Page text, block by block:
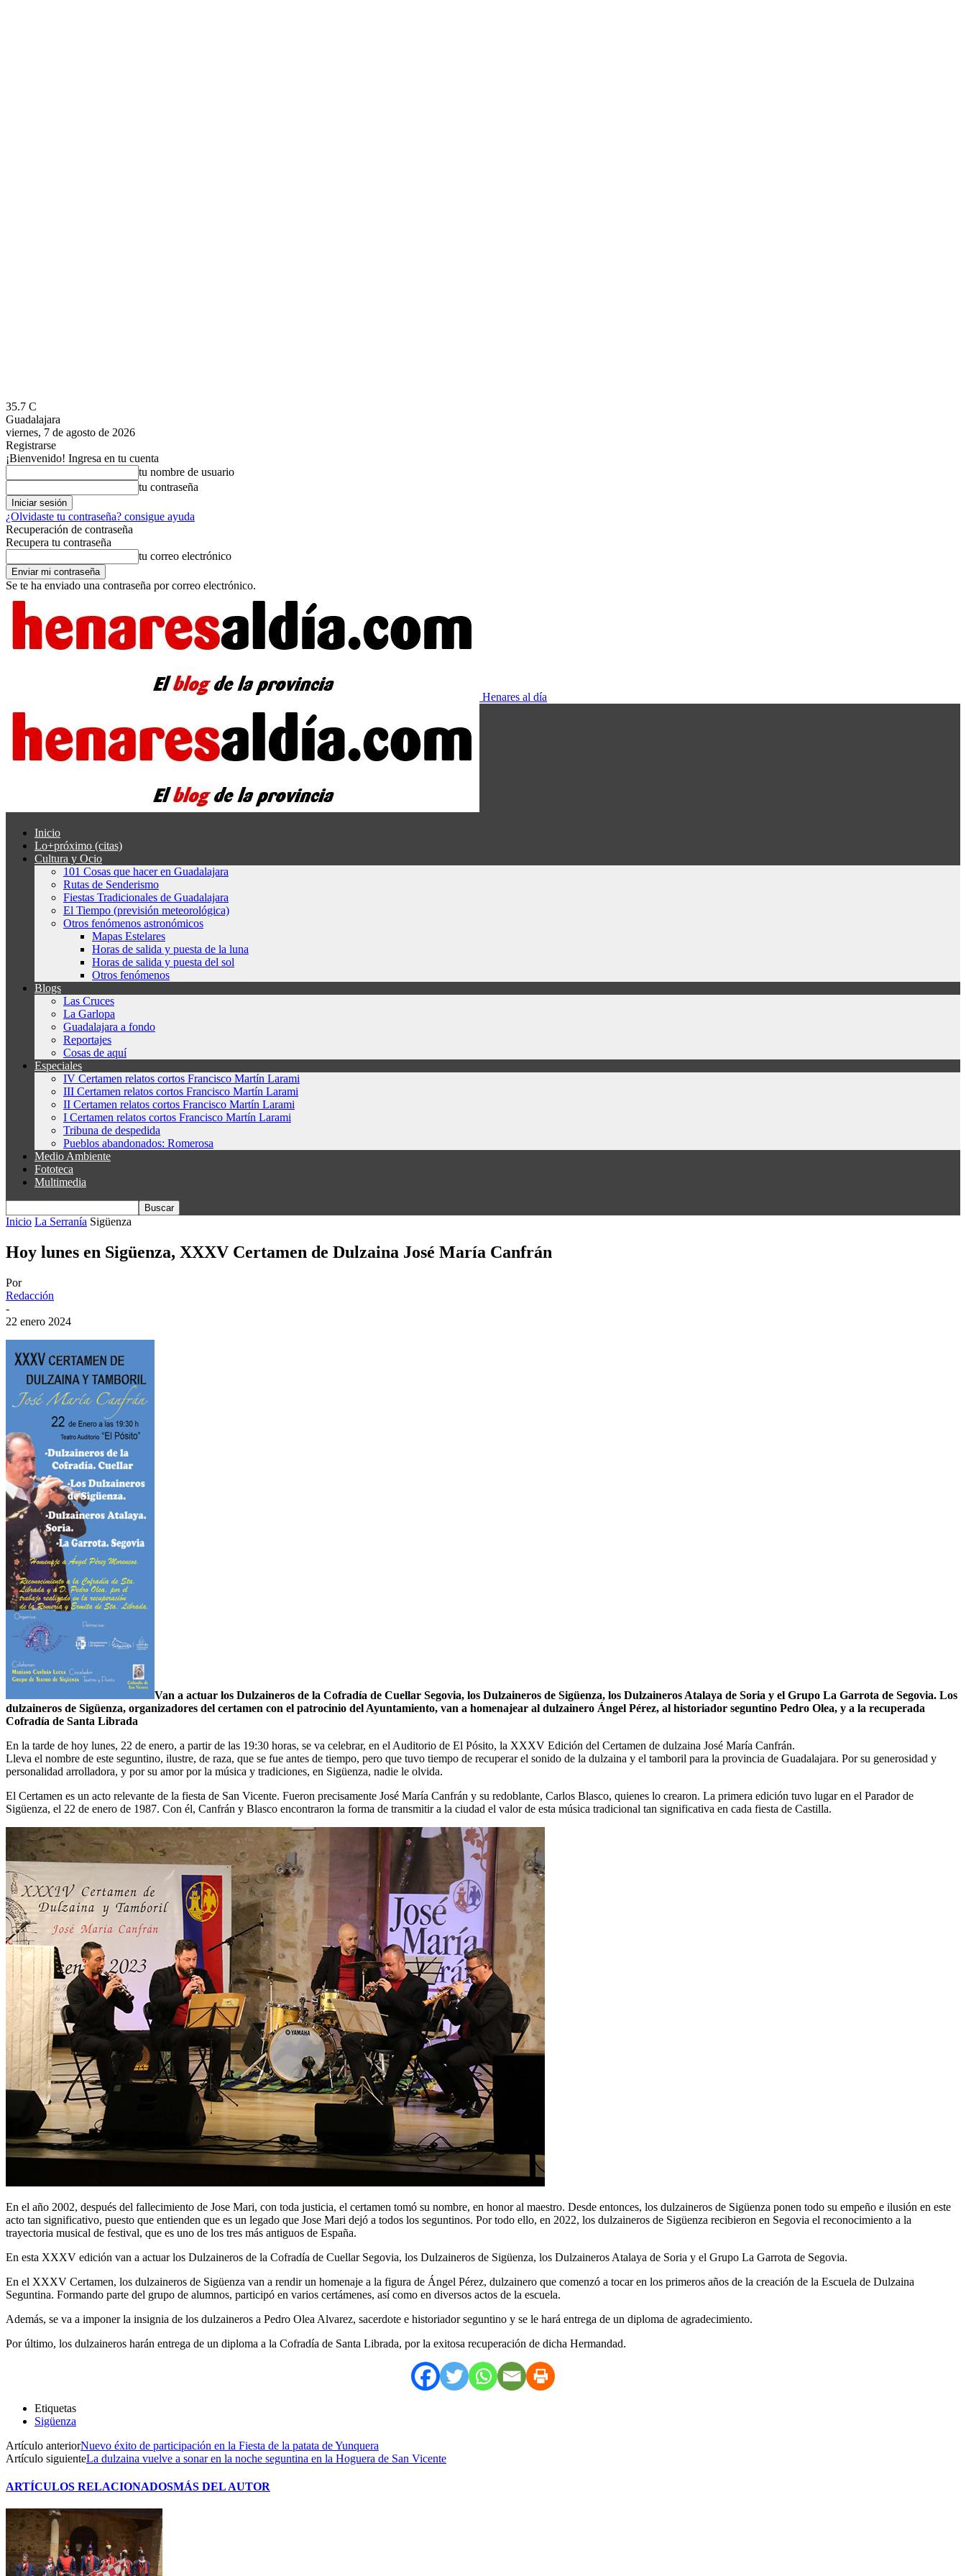
35.7 C
Guadalajara
viernes, 7 de agosto de 2026
Registrarse
¡Bienvenido! Ingresa en tu cuenta
tu nombre de usuario
tu contraseña
¿Olvidaste tu contraseña? consigue ayuda
Recuperación de contraseña
Recupera tu contraseña
tu correo electrónico
Se te ha enviado una contraseña por correo electrónico.
Henares al día
Inicio
Lo+próximo (citas)
Cultura y Ocio
101 Cosas que hacer en Guadalajara
Rutas de Senderismo
Fiestas Tradicionales de Guadalajara
El Tiempo (previsión meteorológica)
Otros fenómenos astronómicos
Mapas Estelares
Horas de salida y puesta de la luna
Horas de salida y puesta del sol
Otros fenómenos
Blogs
Las Cruces
La Garlopa
Guadalajara a fondo
Reportajes
Cosas de aquí
Especiales
IV Certamen relatos cortos Francisco Martín Larami
III Certamen relatos cortos Francisco Martín Larami
II Certamen relatos cortos Francisco Martín Larami
I Certamen relatos cortos Francisco Martín Larami
Tribuna de despedida
Pueblos abandonados: Romerosa
Medio Ambiente
Fototeca
Multimedia
Inicio La Serranía Sigüenza
Hoy lunes en Sigüenza, XXXV Certamen de Dulzaina José María Canfrán
Por
Redacción
-
22 enero 2024
Van a actuar los Dulzaineros de la Cofradía de Cuellar Segovia, los Dulzaineros de Sigüenza, los Dulzaineros Atalaya de Soria y el Grupo La Garrota de Segovia. Los
dulzaineros de Sigüenza, organizadores del certamen con el patrocinio del Ayuntamiento, van a homenajear al dulzainero Ángel Pérez, al historiador seguntino Pedro Olea, y a la recuperada
Cofradía de Santa Librada
En la tarde de hoy lunes, 22 de enero, a partir de las 19:30 horas, se va celebrar, en el Auditorio de El Pósito, la XXXV Edición del Certamen de dulzaina José María Canfrán.
Lleva el nombre de este seguntino, ilustre, de raza, que se fue antes de tiempo, pero que tuvo tiempo de recuperar el sonido de la dulzaina y el tamboril para la provincia de Guadalajara. Por su generosidad y
personalidad arrolladora, y por su amor por la música y tradiciones, en Sigüenza, nadie le olvida.
El Certamen es un acto relevante de la fiesta de San Vicente. Fueron precisamente José María Canfrán y su redoblante, Carlos Blasco, quienes lo crearon. La primera edición tuvo lugar en el Parador de
Sigüenza, el 22 de enero de 1987. Con él, Canfrán y Blasco encontraron la forma de transmitir a la ciudad el valor de esta música tradicional tan significativa en cada fiesta de Castilla.
En el año 2002, después del fallecimiento de Jose Mari, con toda justicia, el certamen tomó su nombre, en honor al maestro. Desde entonces, los dulzaineros de Sigüenza ponen todo su empeño e ilusión en este
acto tan significativo, puesto que entienden que es un legado que Jose Mari dejó a todos los seguntinos. Por todo ello, en 2022, los dulzaineros de Sigüenza recibieron en Segovia el reconocimiento a la
trayectoria musical de festival, que es uno de los tres más antiguos de España.
En esta XXXV edición van a actuar los Dulzaineros de la Cofradía de Cuellar Segovia, los Dulzaineros de Sigüenza, los Dulzaineros Atalaya de Soria y el Grupo La Garrota de Segovia.
En el XXXV Certamen, los dulzaineros de Sigüenza van a rendir un homenaje a la figura de Ángel Pérez, dulzainero que comenzó a tocar en los primeros años de la creación de la Escuela de Dulzaina
Seguntina. Formando parte del grupo de alumnos, participó en varios certámenes, así como en diversos actos de la escuela.
Además, se va a imponer la insignia de los dulzaineros a Pedro Olea Alvarez, sacerdote e historiador seguntino y se le hará entrega de un diploma de agradecimiento.
Por último, los dulzaineros harán entrega de un diploma a la Cofradía de Santa Librada, por la exitosa recuperación de dicha Hermandad.
Etiquetas
Sigüenza
Artículo anteriorNuevo éxito de participación en la Fiesta de la patata de Yunquera
Artículo siguienteLa dulzaina vuelve a sonar en la noche seguntina en la Hoguera de San Vicente
ARTÍCULOS RELACIONADOSMÁS DEL AUTOR